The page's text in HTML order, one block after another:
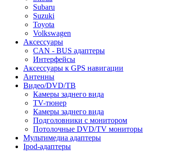
Subaru
Suzuki
Toyota
Volkswagen
Аксессуары
CAN - BUS адаптеры
Интерфейсы
Аксессуары к GPS навигации
Антенны
Видео/DVD/ТВ
Камеры заднего вида
TV-тюнер
Камеры заднего вида
Подголовники с монитором
Потолочные DVD/TV мониторы
Мультимедиа адаптеры
Ipod-адаптеры